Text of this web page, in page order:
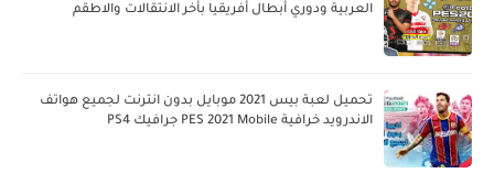
العربية ودوري أبطال أفريقيا بأخر الانتقالات والاطقم
تحميل لعبة بيس 2021 موبايل بدون انترنت لجميع هواتف
الاندرويد خرافية PES 2021 Mobile جرافيك PS4